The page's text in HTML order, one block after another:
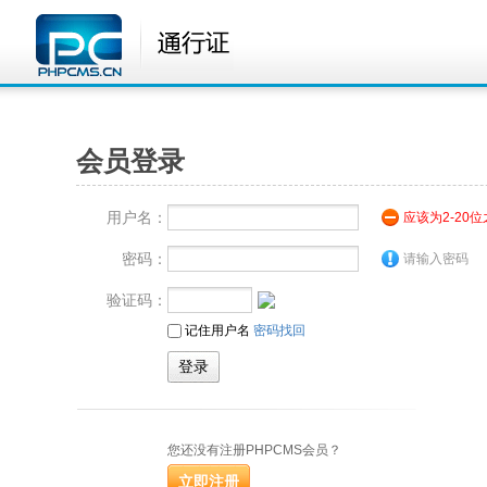
会员登录
用户名： 应该为2-20位
密码： 请输入密码
验证码：
记住用户名 密码找回
您还没有注册PHPCMS会员？